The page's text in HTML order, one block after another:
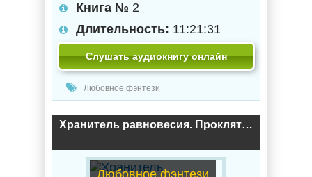
Книга № 2
Длительность: 11:21:31
Слушать аудиокнигу онлайн
Любовное фэнтези
Хранитель равновесия. Проклятая невеста / Дана Арнаутова (1)
Любовное фэнтези